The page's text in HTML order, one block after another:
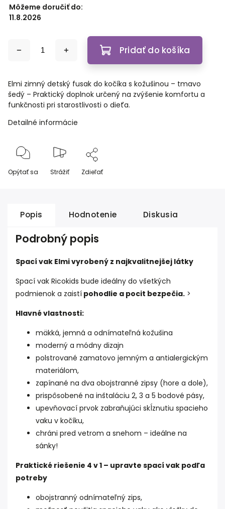
Môžeme doručiť do:
11.8.2026
Pridať do košíka
Elmi zimný detský fusak do kočíka s kožušinou – tmavo
šedý – Praktický doplnok určený na zvýšenie komfortu a
funkčnosti pri starostlivosti o dieťa.
Detailné informácie
Opýtať sa Strážiť Zdieľať
Popis Hodnotenie Diskusia
Podrobný popis
Spací vak Elmi vyrobený z najkvalitnejšej látky
Spací vak Ricokids bude ideálny do všetkých
podmienok a zaistí pohodlie a pocit bezpečia. >
Hlavné vlastnosti:
mäkká, jemná a odnímateľná kožušina
moderný a módny dizajn
polstrované zamatovo jemným a antialergickým
materiálom,
zapínané na dva obojstranné zipsy (hore a dole),
prispôsobené na inštaláciu 2, 3 a 5 bodové pásy,
upevňovací prvok zabraňujúci skĺznutiu spacieho
vaku v kočíku,
chráni pred vetrom a snehom – ideálne na
sánky!
Praktické riešenie 4 v 1 – upravte spací vak podľa
potreby
obojstranný odnímateľný zips,